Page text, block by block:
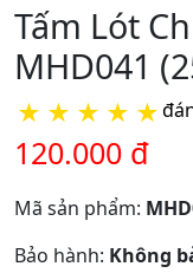
Tấm Lót
MHD041
★ ★ ★ ★ ★
120.000 đ
Mã sản phẩm:
Bảo hành: Không